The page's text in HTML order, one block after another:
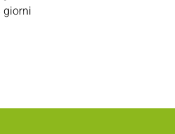
giorni